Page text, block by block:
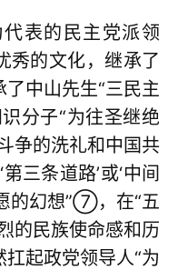
表的民主党派领
秀的文化，继承了
中山先生“三民主
分子“为往圣继绝
争的洗礼和中国共
三条道路’或‘中间
的幻想”⑦，在“五
的民族使命感和历
起政党领导人“为